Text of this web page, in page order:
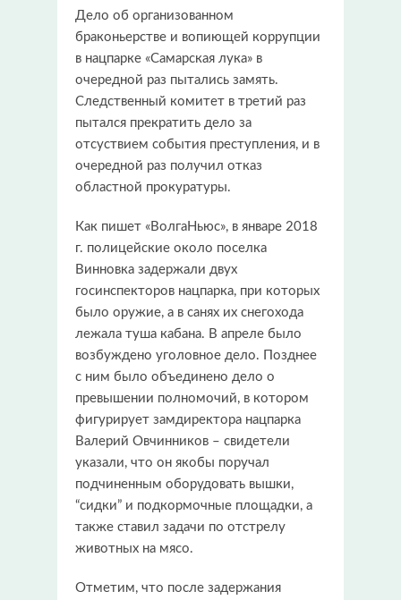
Дело об организованном
браконьерстве и вопиющей коррупции
в нацпарке «Самарская лука» в
очередной раз пытались замять.
Следственный комитет в третий раз
пытался прекратить дело за
отсуствием события преступления, и в
очередной раз получил отказ
областной прокуратуры.
Как пишет «ВолгаНьюс», в январе 2018
г. полицейские около поселка
Винновка задержали двух
госинспекторов нацпарка, при которых
было оружие, а в санях их снегохода
лежала туша кабана. В апреле было
возбуждено уголовное дело. Позднее
с ним было объединено дело о
превышении полномочий, в котором
фигурирует замдиректора нацпарка
Валерий Овчинников – свидетели
указали, что он якобы поручал
подчиненным оборудовать вышки,
“сидки” и подкормочные площадки, а
также ставил задачи по отстрелу
животных на мясо.
Отметим, что после задержания